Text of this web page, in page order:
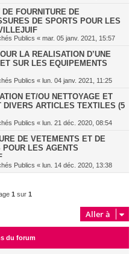
FOURNITURE DE
DE SPORTS POUR LES
Publics « mar. 05 janv. 2021, 15:57
LA REALISATION D’UNE
SUR LES EQUIPEMENTS
Publics « lun. 04 janv. 2021, 11:25
ET/OU NETTOYAGE ET
DIVERS ARTICLES TEXTILES (5
Publics « lun. 21 déc. 2020, 08:54
DE VETEMENTS ET DE
POUR LES AGENTS
Publics « lun. 14 déc. 2020, 13:38
1 sur 1
Aller à
du forum